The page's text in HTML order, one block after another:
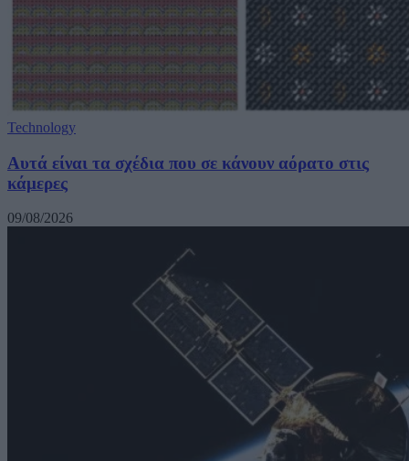
Technology
Αυτά είναι τα σχέδια που σε κάνουν αόρατο στις
κάμερες
09/08/2026